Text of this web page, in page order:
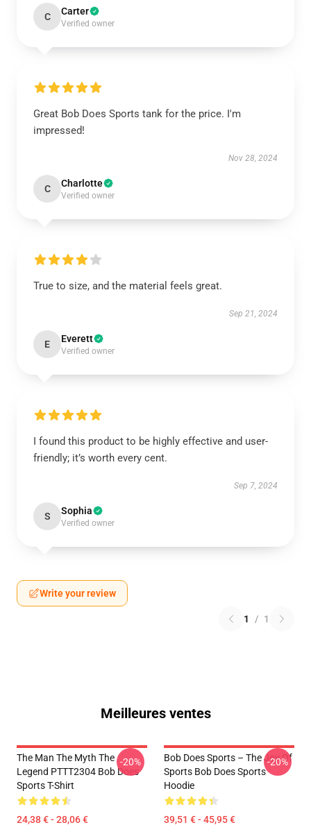
C Carter
Verified owner
Great Bob Does Sports tank for the price. I'm
impressed!
Nov 28, 2024
C Charlotte
Verified owner
True to size, and the material feels great.
Sep 21, 2024
E Everett
Verified owner
I found this product to be highly effective and user-
friendly; it’s worth every cent.
Sep 7, 2024
S Sophia
Verified owner
Write your review
1 / 1
Meilleures ventes
The Man The Myth The
Legend PTTT2304 Bob Does
Sports T-Shirt
24,38 € - 28,06 €
-20%
Bob Does Sports – The Joy Of
Sports Bob Does Sports
Hoodie
39,51 € - 45,95 €
-20%